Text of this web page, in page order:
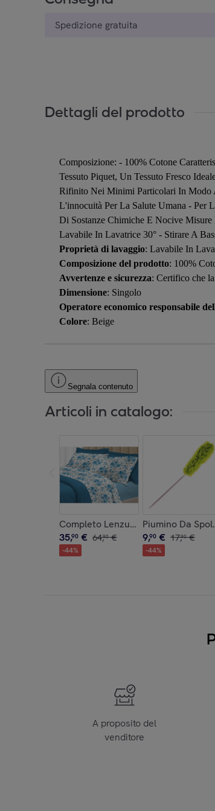
Spedizione gratuita
Dettagli del prodotto
Composizione: - 100% Cotone
Tessuto Piquet, Un Tessuto Fresco
Rifinito Nei Minimi Particolari In Modo
L'innocuità Per La Salute Umana - Per
Di Sostanze Chimiche E Nocive
Lavabile In Lavatrice 30° - Stirare A
Proprietà di lavaggio: Lavabile In
Composizione del prodotto: 100%
Avvertenze e sicurezza: Certifico che
Dimensione: Singolo
Operatore economico responsabile
Colore: Beige
Segnala contenuto
Articoli in catalogo:
Completo Lenzuola 100% Cotone
35,90 € 64,90 €
-44%
Piumino Da
9,90 € 17,90 €
-44%
A proposito del
venditore